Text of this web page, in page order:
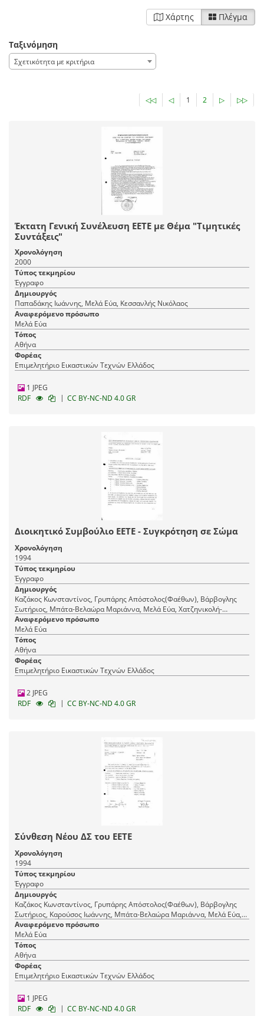
Χάρτης Πλέγμα
Ταξινόμηση
Σχετικότητα με κριτήρια
◁◁ ◁ 1 2 ▷ ▷▷
Έκτατη Γενική Συνέλευση ΕΕΤΕ με Θέμα "Τιμητικές
Συντάξεις"
Χρονολόγηση
2000
Τύπος τεκμηρίου
Έγγραφο
Δημιουργός
Παπαδάκης Ιωάννης, Μελά Εύα, Κεσσανλής Νικόλαος
Αναφερόμενο πρόσωπο
Μελά Εύα
Τόπος
Αθήνα
Φορέας
Επιμελητήριο Εικαστικών Τεχνών Ελλάδος
1 JPEG
RDF
| CC BY-NC-ND 4.0 GR
Διοικητικό Συμβούλιο ΕΕΤΕ - Συγκρότηση σε Σώμα
Χρονολόγηση
1994
Τύπος τεκμηρίου
Έγγραφο
Δημιουργός
Καζάκος Κωνσταντίνος, Γρυπάρης Απόστολος(Φαέθων), Βάρβογλης
Σωτήριος, Μπάτα-Βελαώρα Μαριάννα, Μελά Εύα, Χατζηνικολή-
Σαραφιανού Μαίρη, Φραντζής Μιχάλης, Αβραμίδης Μιχάλης, Ξενάκη
Μαριάννα, Δαραδήμος Χαράλαμπος
Αναφερόμενο πρόσωπο
Μελά Εύα
Τόπος
Αθήνα
Φορέας
Επιμελητήριο Εικαστικών Τεχνών Ελλάδος
2 JPEG
RDF
| CC BY-NC-ND 4.0 GR
Σύνθεση Νέου ΔΣ του ΕΕΤΕ
Χρονολόγηση
1994
Τύπος τεκμηρίου
Έγγραφο
Δημιουργός
Καζάκος Κωνσταντίνος, Γρυπάρης Απόστολος(Φαέθων), Βάρβογλης
Σωτήριος, Καρούσος Ιωάννης, Μπάτα-Βελαώρα Μαριάννα, Μελά Εύα,
Χατζηνικολή-Σαραφιανού Μαίρη, Φραντζής Μιχάλης, Αβραμίδης
Μιχάλης, Ξενάκη Μαριάννα, Δαραδήμος Χαράλαμπος
Αναφερόμενο πρόσωπο
Μελά Εύα
Τόπος
Αθήνα
Φορέας
Επιμελητήριο Εικαστικών Τεχνών Ελλάδος
1 JPEG
RDF
| CC BY-NC-ND 4.0 GR